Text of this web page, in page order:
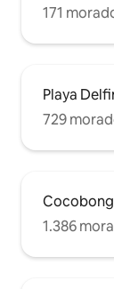
171
Playa
729
1.386